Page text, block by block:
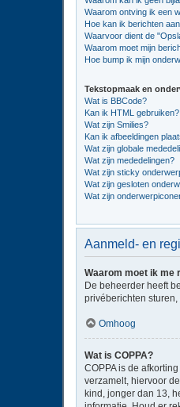
Waarom ontving ik een
Hoe kan ik berichten
Waarvoor dient de
Waarom moet mijn
Hoe bump ik mijn
Tekstopmaak en
Wat is BBCode?
Kan ik HTML gebruiken?
Wat zijn Smilies?
Kan ik afbeeldingen
Wat zijn globale
Wat zijn mededelingen?
Wat zijn sticky
Wat zijn gesloten
Wat zijn
Aanmeld- en
Waarom moet ik me
De beheerder heeft
privéberichten
Omhoog
Wat is COPPA?
COPPA is de
verzamelt, hiervoor
kind, jonger dan 13,